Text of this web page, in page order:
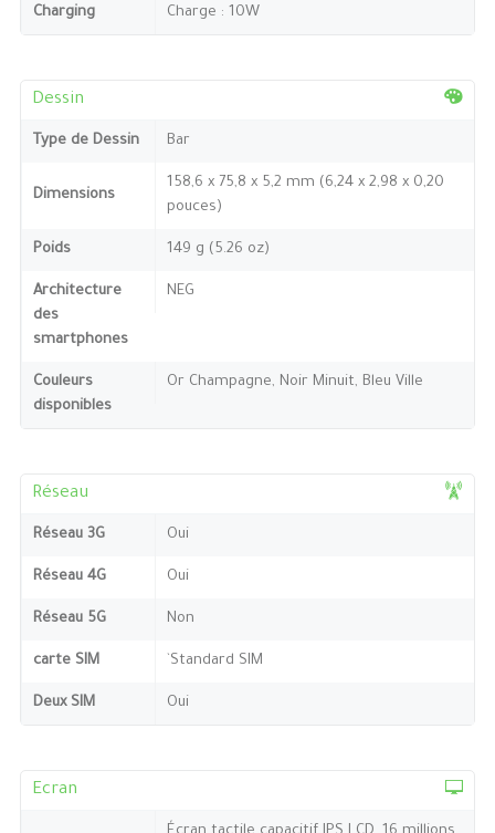
Charging Charge : 10W
Dessin
Type de Dessin Bar
Dimensions
158,6 x 75,8 x 5,2 mm (6,24 x 2,98 x 0,20
pouces)
Poids 149 g (5.26 oz)
Architecture
des
smartphones
NEG
Couleurs
disponibles
Or Champagne, Noir Minuit, Bleu Ville
Réseau
Réseau 3G Oui
Réseau 4G Oui
Réseau 5G Non
carte SIM `Standard SIM
Deux SIM Oui
Ecran